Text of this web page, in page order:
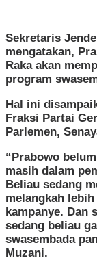
Sekretaris
mengatakan,
Raka akan
program
Hal ini
Fraksi Partai
Parlemen,
“Prabowo
masih dalam
Beliau sedang
melangkah
kampanye. Dan
sedang beliau
swasembada
Muzani.